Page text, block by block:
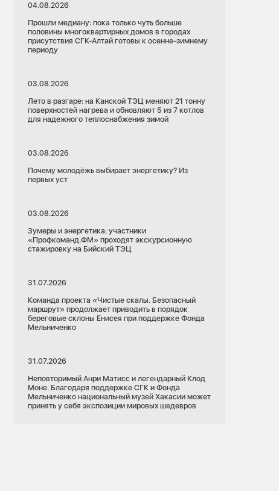
04.08.2026
Прошли медиану: пока только чуть больше
половины многоквартирных домов в городах
присутствия СГК-Алтай готовы к осенне-зимнему
периоду
03.08.2026
Лето в разгаре: на Канской ТЭЦ меняют 21 тонну
поверхностей нагрева и обновляют 5 из 7 котлов
для надежного теплоснабжения зимой
03.08.2026
Почему молодёжь выбирает энергетику? Из
первых уст
03.08.2026
Зумеры и энергетика: участники
«Профкоманд.ФМ» проходят экскурсионную
стажировку на Бийский ТЭЦ
31.07.2026
Команда проекта «Чистые скалы. Безопасный
маршрут» продолжает приводить в порядок
береговые склоны Енисея при поддержке Фонда
Мельниченко
31.07.2026
Неповторимый Анри Матисс и легендарный Клод
Моне. Благодаря поддержке СГК и Фонда
Мельниченко национальный музей Хакасии может
принять у себя экспозиции мировых шедевров